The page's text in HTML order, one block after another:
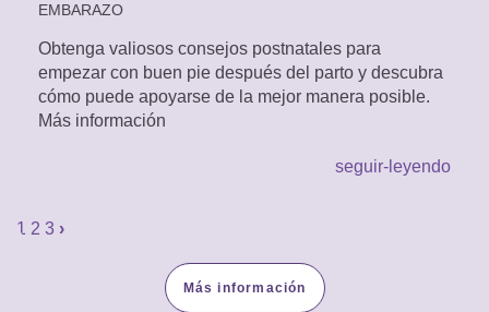
EMBARAZO
Obtenga valiosos consejos postnatales para
empezar con buen pie después del parto y descubra
cómo puede apoyarse de la mejor manera posible.
Más información
seguir-leyendo
1 2 3 ›
Más información